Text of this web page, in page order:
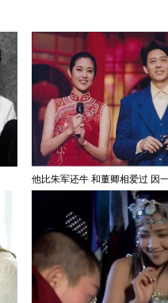
他比朱军还牛 和董卿相爱过 因